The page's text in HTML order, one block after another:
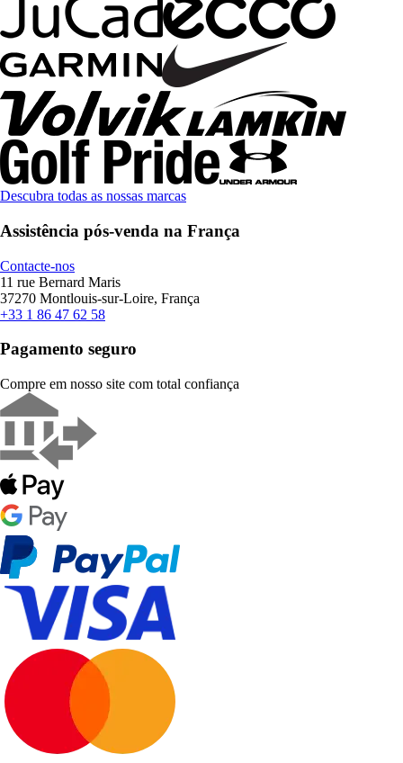
Descubra todas as nossas marcas
Assistência pós-venda na França
Contacte-nos
11 rue Bernard Maris
37270 Montlouis-sur-Loire, França
+33 1 86 47 62 58
Pagamento seguro
Compre em nosso site com total confiança